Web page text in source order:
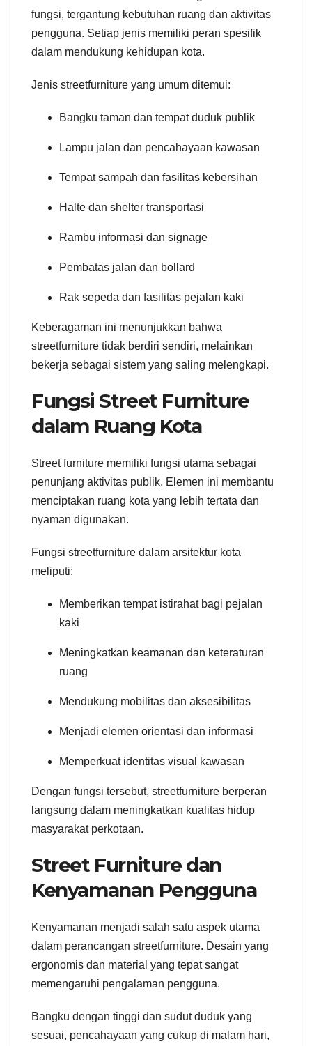
fungsi, tergantung kebutuhan ruang dan aktivitas
pengguna. Setiap jenis memiliki peran spesifik
dalam mendukung kehidupan kota.
Jenis streetfurniture yang umum ditemui:
Bangku taman dan tempat duduk publik
Lampu jalan dan pencahayaan kawasan
Tempat sampah dan fasilitas kebersihan
Halte dan shelter transportasi
Rambu informasi dan signage
Pembatas jalan dan bollard
Rak sepeda dan fasilitas pejalan kaki
Keberagaman ini menunjukkan bahwa
streetfurniture tidak berdiri sendiri, melainkan
bekerja sebagai sistem yang saling melengkapi.
Fungsi Street Furniture
dalam Ruang Kota
Street furniture memiliki fungsi utama sebagai
penunjang aktivitas publik. Elemen ini membantu
menciptakan ruang kota yang lebih tertata dan
nyaman digunakan.
Fungsi streetfurniture dalam arsitektur kota
meliputi:
Memberikan tempat istirahat bagi pejalan
kaki
Meningkatkan keamanan dan keteraturan
ruang
Mendukung mobilitas dan aksesibilitas
Menjadi elemen orientasi dan informasi
Memperkuat identitas visual kawasan
Dengan fungsi tersebut, streetfurniture berperan
langsung dalam meningkatkan kualitas hidup
masyarakat perkotaan.
Street Furniture dan
Kenyamanan Pengguna
Kenyamanan menjadi salah satu aspek utama
dalam perancangan streetfurniture. Desain yang
ergonomis dan material yang tepat sangat
memengaruhi pengalaman pengguna.
Bangku dengan tinggi dan sudut duduk yang
sesuai, pencahayaan yang cukup di malam hari,